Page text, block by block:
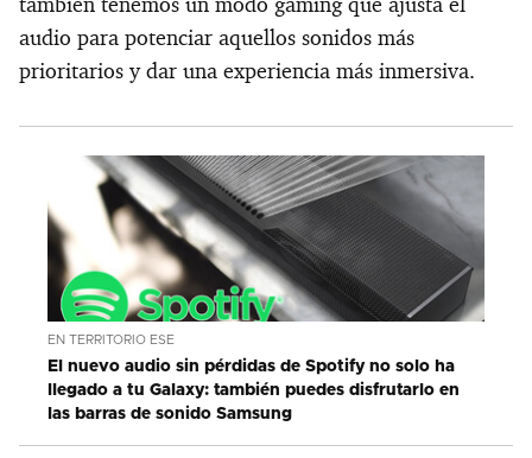
audio para potenciar aquellos sonidos más
prioritarios y dar una experiencia más inmersiva.
EN TERRITORIO ESE
El nuevo audio sin pérdidas de Spotify no solo ha
llegado a tu Galaxy: también puedes disfrutarlo en
las barras de sonido Samsung